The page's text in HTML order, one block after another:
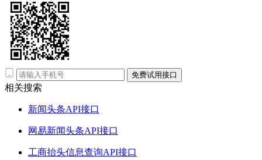
免费试用接口
相关搜索
新闻头条API接口
网易新闻头条API接口
工商抬头信息查询API接口